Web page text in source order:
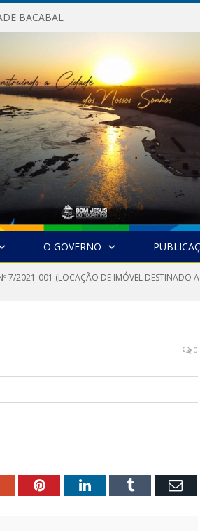
BACABAL
O GOVERNO
7/2021-001 (LOCAÇÃO DE IMÓVEL DESTINADO
0
Google+PinterestLinkedInTumblr